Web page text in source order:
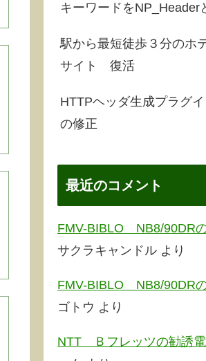
キーワードをNP_Header
駅から最短徒歩３分のホ
サイト 復活
HTTPヘッダ生成プラグ
の修正
最近のコメント
FMV-BIBLO NB8/90DR
サクラキャンドル より
FMV-BIBLO NB8/90DR
ゴトウ より
NTT Ｂフレッツの勧誘